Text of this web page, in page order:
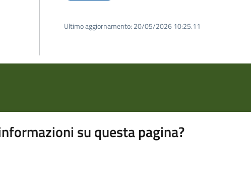
Ultimo aggiornamento: 20/05/2026 10:25.11
su questa pagina?